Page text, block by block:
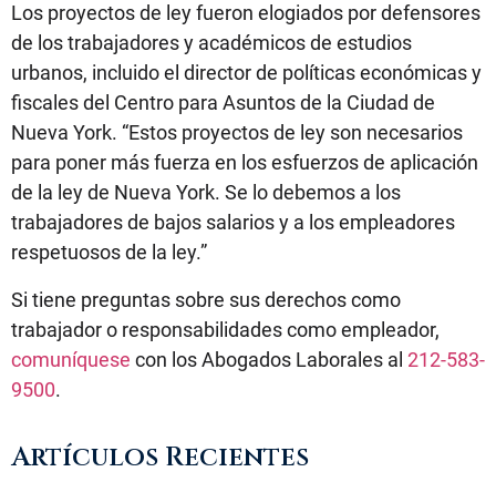
Los proyectos de ley fueron elogiados por defensores
de los trabajadores y académicos de estudios
urbanos, incluido el director de políticas económicas y
fiscales del Centro para Asuntos de la Ciudad de
Nueva York. “Estos proyectos de ley son necesarios
para poner más fuerza en los esfuerzos de aplicación
de la ley de Nueva York. Se lo debemos a los
trabajadores de bajos salarios y a los empleadores
respetuosos de la ley.”
Si tiene preguntas sobre sus derechos como
trabajador o responsabilidades como empleador,
comuníquese con los Abogados Laborales al 212-583-
9500.
Artículos Recientes